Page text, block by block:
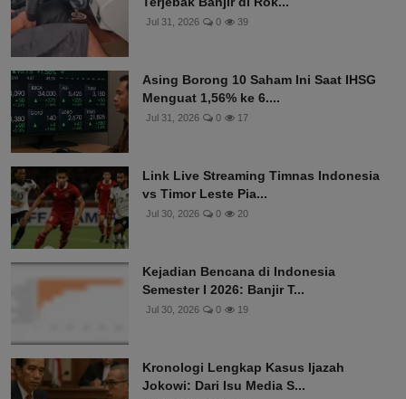
Jul 31, 2026 0 39
Asing Borong 10 Saham Ini Saat IHSG
Menguat 1,56% ke 6....
Jul 31, 2026 0 17
Link Live Streaming Timnas Indonesia
vs Timor Leste Pia...
Jul 30, 2026 0 20
Kejadian Bencana di Indonesia
Semester I 2026: Banjir T...
Jul 30, 2026 0 19
Kronologi Lengkap Kasus Ijazah
Jokowi: Dari Isu Media S...